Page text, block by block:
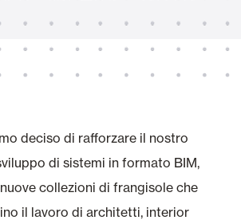
deciso di rafforzare il nostro
di sistemi in formato BIM,
collezioni di frangisole che
il lavoro di architetti, interior